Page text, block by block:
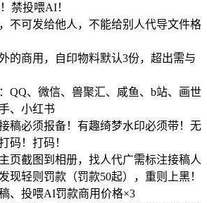
禁投喂AI！
不可发给他人，不能给别人代导文件格
的商用，自印物料默认3份，超出需与
QQ、微信、兽聚汇、咸鱼、b站、画世
、小红书
稿必须报备！有趣绮梦水印必须带！无
码！打码！
页截图到相册，找人代广需标注接稿人
现轻则罚款（罚款50起），重则上黑！
、投喂AI罚款商用价格×3